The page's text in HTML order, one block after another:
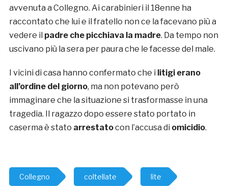
avvenuta a Collegno. Ai carabinieri il 18enne ha
raccontato che lui e il fratello non ce la facevano più a
vedere il padre che picchiava la madre. Da tempo non
uscivano più la sera per paura che le facesse del male.
I vicini di casa hanno confermato che i litigi erano
all’ordine del giorno, ma non potevano però
immaginare che la situazione si trasformasse in una
tragedia. Il ragazzo dopo essere stato portato in
caserma è stato arrestatocon l’accusa di omicidio.
Collegno coltellate lite